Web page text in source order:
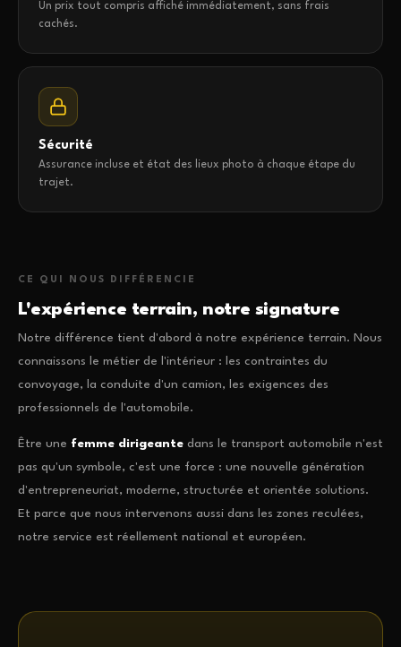
Un prix tout compris affiché immédiatement, sans frais
cachés.
Sécurité
Assurance incluse et état des lieux photo à chaque étape du
trajet.
CE QUI NOUS DIFFÉRENCIE
L'expérience terrain, notre signature
Notre différence tient d'abord à notre expérience terrain. Nous
connaissons le métier de l'intérieur : les contraintes du
convoyage, la conduite d'un camion, les exigences des
professionnels de l'automobile.
Être une femme dirigeante dans le transport automobile n'est
pas qu'un symbole, c'est une force : une nouvelle génération
d'entrepreneuriat, moderne, structurée et orientée solutions.
Et parce que nous intervenons aussi dans les zones reculées,
notre service est réellement national et européen.